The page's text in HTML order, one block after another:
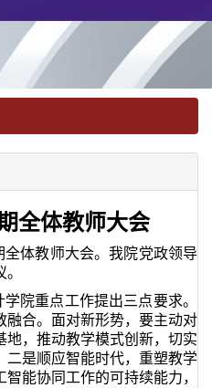
全体教师大会
体教师大会。我院党政领导
院重点工作提出三点要求。
融合。面对新形势，要主动对
，推动教学模式创新，切实
二是顺应智能时代，重塑教学
能协同工作的可持续能力，